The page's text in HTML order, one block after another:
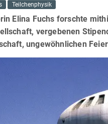
Teilchenphysik
Elina Fuchs forschte
vergebenen
ungewöhnlichen